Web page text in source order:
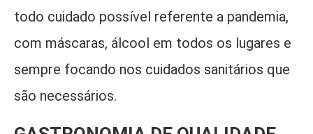
todo cuidado possível referente a pandemia,
com máscaras, álcool em todos os lugares e
sempre focando nos cuidados sanitários que
são necessários.